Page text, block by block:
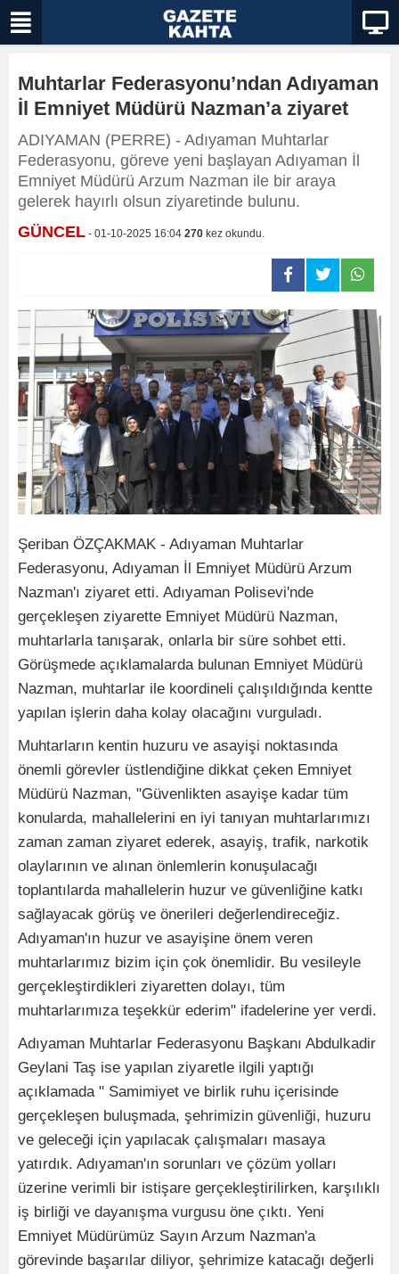
Muhtarlar Federasyonu’ndan Adıyaman
İl Emniyet Müdürü Nazman’a ziyaret
ADIYAMAN (PERRE) - Adıyaman Muhtarlar
Federasyonu, göreve yeni başlayan Adıyaman İl
Emniyet Müdürü Arzum Nazman ile bir araya
gelerek hayırlı olsun ziyaretinde bulunu.
GÜNCEL - 01-10-2025 16:04 270 kez okundu.
Şeriban ÖZÇAKMAK - Adıyaman Muhtarlar
Federasyonu, Adıyaman İl Emniyet Müdürü Arzum
Nazman'ı ziyaret etti. Adıyaman Polisevi'nde
gerçekleşen ziyarette Emniyet Müdürü Nazman,
muhtarlarla tanışarak, onlarla bir süre sohbet etti.
Görüşmede açıklamalarda bulunan Emniyet Müdürü
Nazman, muhtarlar ile koordineli çalışıldığında kentte
yapılan işlerin daha kolay olacağını vurguladı.
Muhtarların kentin huzuru ve asayişi noktasında
önemli görevler üstlendiğine dikkat çeken Emniyet
Müdürü Nazman, "Güvenlikten asayişe kadar tüm
konularda, mahallelerini en iyi tanıyan muhtarlarımızı
zaman zaman ziyaret ederek, asayiş, trafik, narkotik
olaylarının ve alınan önlemlerin konuşulacağı
toplantılarda mahallelerin huzur ve güvenliğine katkı
sağlayacak görüş ve önerileri değerlendireceğiz.
Adıyaman'ın huzur ve asayişine önem veren
muhtarlarımız bizim için çok önemlidir. Bu vesileyle
gerçekleştirdikleri ziyaretten dolayı, tüm
muhtarlarımıza teşekkür ederim" ifadelerine yer verdi.
Adıyaman Muhtarlar Federasyonu Başkanı Abdulkadir
Geylani Taş ise yapılan ziyaretle ilgili yaptığı
açıklamada " Samimiyet ve birlik ruhu içerisinde
gerçekleşen buluşmada, şehrimizin güvenliği, huzuru
ve geleceği için yapılacak çalışmaları masaya
yatırdık. Adıyaman'ın sorunları ve çözüm yolları
üzerine verimli bir istişare gerçekleştirilirken, karşılıklı
iş birliği ve dayanışma vurgusu öne çıktı. Yeni
Emniyet Müdürümüz Sayın Arzum Nazman'a
görevinde başarılar diliyor, şehrimize katacağı değerli